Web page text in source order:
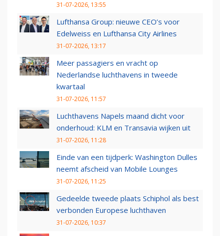
31-07-2026, 13:55
Lufthansa Group: nieuwe CEO’s voor
Edelweiss en Lufthansa City Airlines
31-07-2026, 13:17
Meer passagiers en vracht op
Nederlandse luchthavens in tweede
kwartaal
31-07-2026, 11:57
Luchthavens Napels maand dicht voor
onderhoud: KLM en Transavia wijken uit
31-07-2026, 11:28
Einde van een tijdperk: Washington Dulles
neemt afscheid van Mobile Lounges
31-07-2026, 11:25
Gedeelde tweede plaats Schiphol als best
verbonden Europese luchthaven
31-07-2026, 10:37